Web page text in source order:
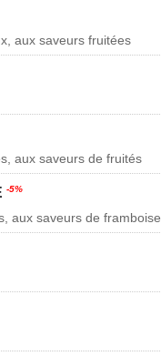
aux saveurs fruitées
aux saveurs de fruités
-5%
aux saveurs de framboise